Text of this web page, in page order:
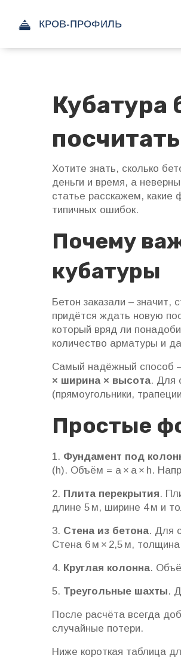
Кубатура
Хотите знать, сколько
деньги и время, а
статье расскажем, какие
типичных ошибок.
Почему
кубатуры
Бетон заказали –
придётся ждать новую
который вряд ли
количество арматуры и
Самый надёжный способ
× ширина × высота. Для
(прямоугольники,
Простые
1. Фундамент под
(h). Объём = a × a × h.
2. Плита перекрытия.
длине 5 м, ширине 4 м и
3. Стена из бетона. Для
Стена 6 м × 2,5 м,
4. Круглая колонна.
5. Треугольные шахты.
После расчёта всегда
случайные потери.
Ниже короткая таблица